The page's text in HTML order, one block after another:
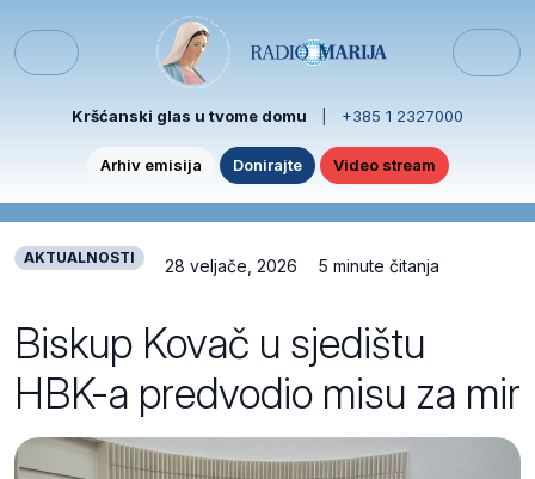
Menu
Kršćanski glas u tvome domu +385 1 2327000
Arhiv emisija Donirajte Video stream
AKTUALNOSTI 28 veljače, 2026 5 minute čitanja
Biskup Kovač u sjedištu
HBK-a predvodio misu za mir